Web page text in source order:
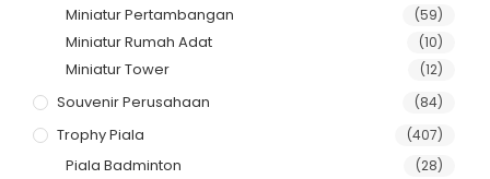
Miniatur Pertambangan (59)
Miniatur Rumah Adat (10)
Miniatur Tower (12)
Souvenir Perusahaan (84)
Trophy Piala (407)
Piala Badminton (28)